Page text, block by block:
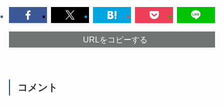
URLをコピーする
コメント